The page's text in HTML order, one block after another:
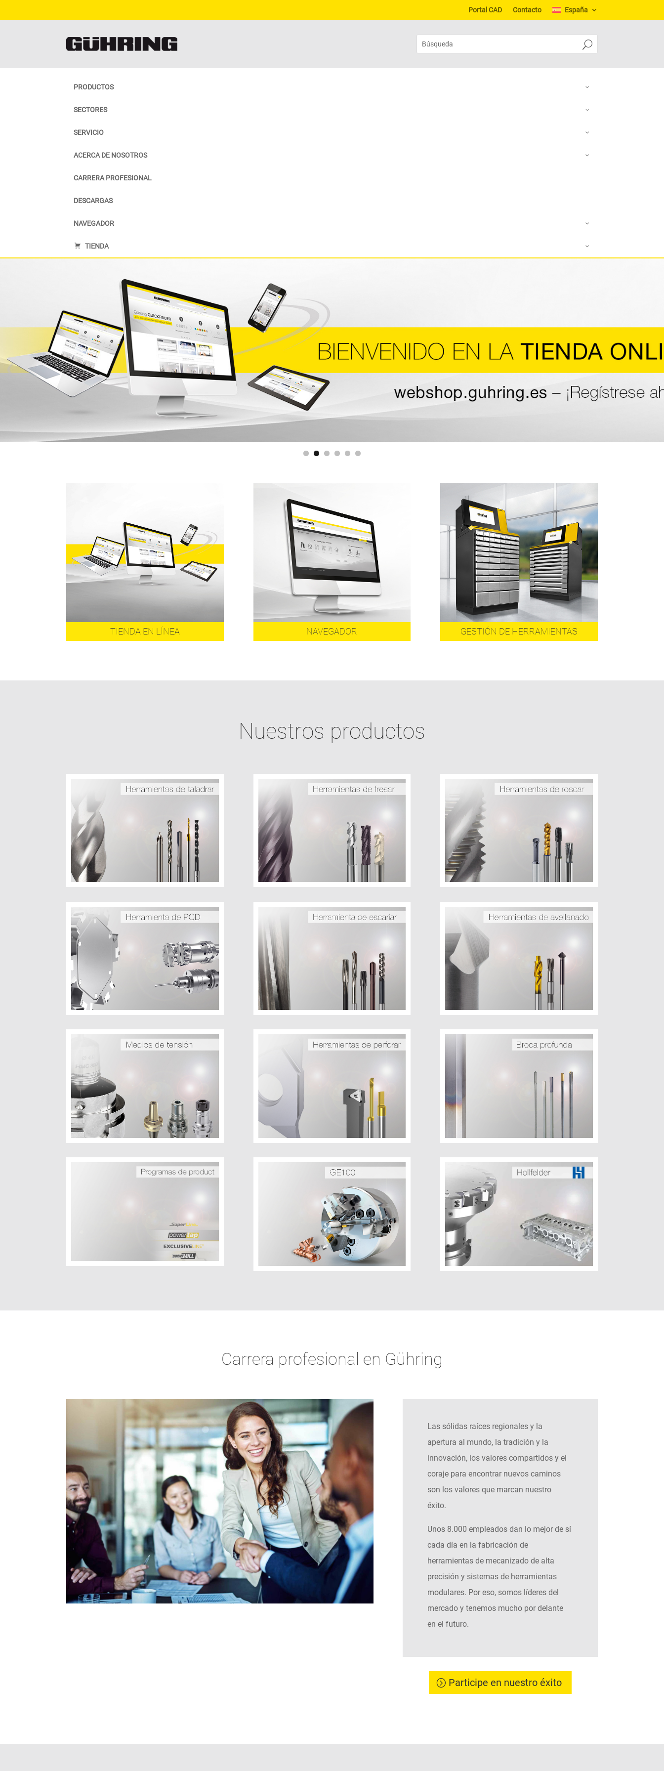
Portal CAD Contacto España
PRODUCTOS
SECTORES
SERVICIO
ACERCA DE NOSOTROS
CARRERA PROFESIONAL
DESCARGAS
NAVEGADOR
TIENDA
TIENDA EN LÍNEA NAVEGADOR GESTIÓN DE HERRAMIENTAS
Nuestros productos
Carrera profesional en Gühring
Las sólidas raíces regionales y la
apertura al mundo, la tradición y la
innovación, los valores compartidos y el
coraje para encontrar nuevos caminos
son los valores que marcan nuestro
éxito.
Unos 8.000 empleados dan lo mejor de sí
cada día en la fabricación de
herramientas de mecanizado de alta
precisión y sistemas de herramientas
modulares. Por eso, somos líderes del
mercado y tenemos mucho por delante
en el futuro.
Participe en nuestro éxito